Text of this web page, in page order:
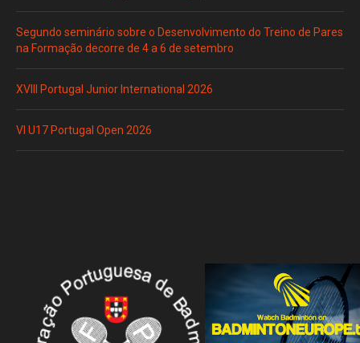
Segundo seminário sobre o Desenvolvimento do Treino de Pares
na Formação decorre de 4 a 6 de setembro
XVIII Portugal Junior International 2026
VI U17 Portugal Open 2026